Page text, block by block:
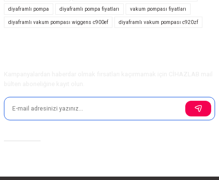
Ürün resmi kalitesiz, bozuk veya görüntülenemiyor.
Ürün açıklamasında eksik bilgiler bulunuyor.
diyaframlı pompa
diyaframlı pompa fiyatları
vakum pompası fiyatları
diyaframlı vakum pompası wiggens c900ef
diyaframlı vakum pompası c920zf